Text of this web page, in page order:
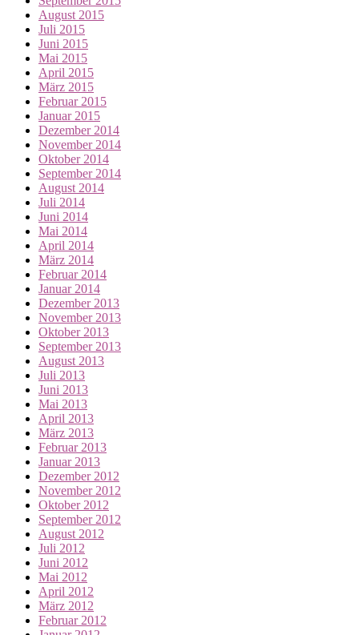
August 2015
Juli 2015
Juni 2015
Mai 2015
April 2015
März 2015
Februar 2015
Januar 2015
Dezember 2014
November 2014
Oktober 2014
September 2014
August 2014
Juli 2014
Juni 2014
Mai 2014
April 2014
März 2014
Februar 2014
Januar 2014
Dezember 2013
November 2013
Oktober 2013
September 2013
August 2013
Juli 2013
Juni 2013
Mai 2013
April 2013
März 2013
Februar 2013
Januar 2013
Dezember 2012
November 2012
Oktober 2012
September 2012
August 2012
Juli 2012
Juni 2012
Mai 2012
April 2012
März 2012
Februar 2012